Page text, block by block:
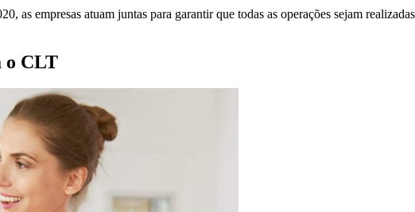
as empresas atuam juntas para garantir que todas as operações sejam
o CLT